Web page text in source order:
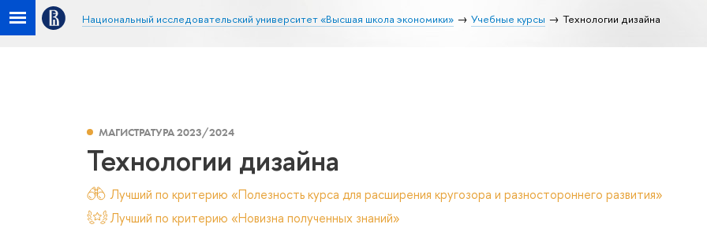
Национальный исследовательский университет «Высшая школа экономики» Учебные курсы Технологии дизайна
МАГИСТРАТУРА 2023/2024
Технологии дизайна
Лучший по критерию «Полезность курса для расширения кругозора и разностороннего развития»
Лучший по критерию «Новизна полученных знаний»